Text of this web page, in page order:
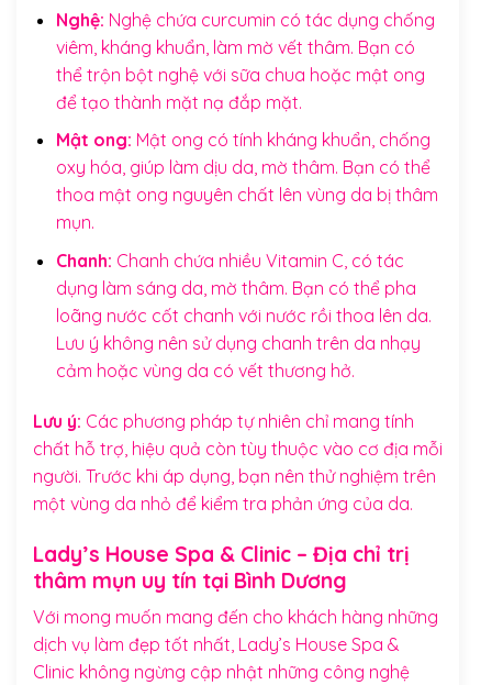
Nghệ: Nghệ chứa curcumin có tác dụng chống
viêm, kháng khuẩn, làm mờ vết thâm. Bạn có
thể trộn bột nghệ với sữa chua hoặc mật ong
để tạo thành mặt nạ đắp mặt.
Mật ong: Mật ong có tính kháng khuẩn, chống
oxy hóa, giúp làm dịu da, mờ thâm. Bạn có thể
thoa mật ong nguyên chất lên vùng da bị thâm
mụn.
Chanh: Chanh chứa nhiều Vitamin C, có tác
dụng làm sáng da, mờ thâm. Bạn có thể pha
loãng nước cốt chanh với nước rồi thoa lên da.
Lưu ý không nên sử dụng chanh trên da nhạy
cảm hoặc vùng da có vết thương hở.
Lưu ý: Các phương pháp tự nhiên chỉ mang tính
chất hỗ trợ, hiệu quả còn tùy thuộc vào cơ địa mỗi
người. Trước khi áp dụng, bạn nên thử nghiệm trên
một vùng da nhỏ để kiểm tra phản ứng của da.
Lady’s House Spa & Clinic – Địa chỉ trị
thâm mụn uy tín tại Bình Dương
Với mong muốn mang đến cho khách hàng những
dịch vụ làm đẹp tốt nhất, Lady’s House Spa &
Clinic không ngừng cập nhật những công nghệ